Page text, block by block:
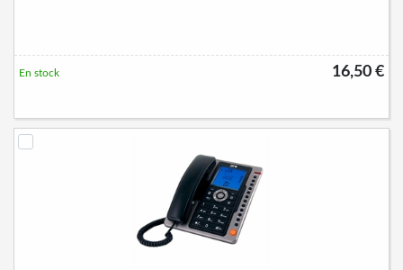
16,50 €
En stock